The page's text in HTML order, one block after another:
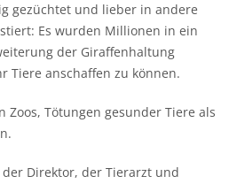
gezüchtet und lieber in andere
Es wurden Millionen in ein
der Giraffenhaltung
Tiere anschaffen zu können.
Zoos, Tötungen gesunder Tiere als
Direktor, der Tierarzt und